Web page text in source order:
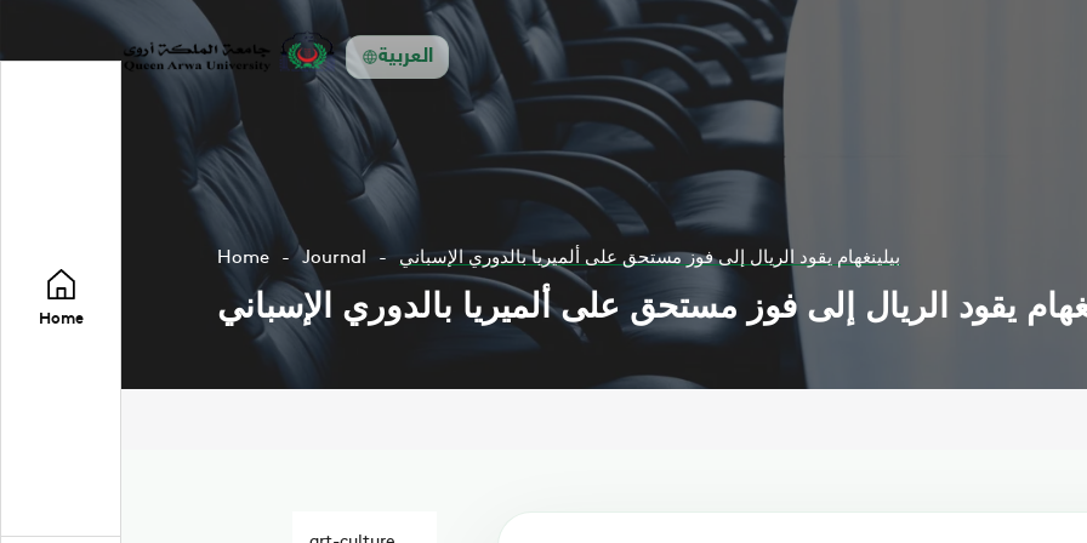
العربية
Home
Home Journal بيلينغهام يقود الريال إلى فوز مستحق على ألميريا بالدوري الإسباني
يقود الريال إلى فوز مستحق على ألميريا بالدوري الإسباني